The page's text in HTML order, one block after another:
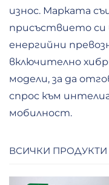
износ. Марката
присъствието
енергийни
включително
модели, за да
спрос към
мобилност.
ВСИЧКИ ПРОДУКТИ